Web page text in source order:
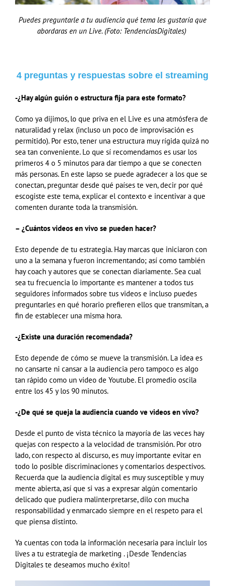
Puedes preguntarle a tu audiencia qué tema les gustaría que
abordaras en un Live. (Foto: TendenciasDigitales)
4 preguntas y respuestas sobre el streaming
-¿Hay algún guión o estructura fija para este formato?
Como ya dijimos, lo que priva en el Live es una atmósfera de
naturalidad y relax (incluso un poco de improvisación es
permitido). Por esto, tener una estructura muy rígida quizá no
sea tan conveniente. Lo que sí recomendamos es usar los
primeros 4 o 5 minutos para dar tiempo a que se conecten
más personas. En este lapso se puede agradecer a los que se
conectan, preguntar desde qué países te ven, decir por qué
escogiste este tema, explicar el contexto e incentivar a que
comenten durante toda la transmisión.
– ¿Cuántos videos en vivo se pueden hacer?
Esto depende de tu estrategia. Hay marcas que iniciaron con
uno a la semana y fueron incrementando; así como también
hay coach y autores que se conectan diariamente. Sea cual
sea tu frecuencia lo importante es mantener a todos tus
seguidores informados sobre tus videos e incluso puedes
preguntarles en qué horario prefieren ellos que transmitan, a
fin de establecer una misma hora.
-¿Existe una duración recomendada?
Esto depende de cómo se mueve la transmisión. La idea es
no cansarte ni cansar a la audiencia pero tampoco es algo
tan rápido como un video de Youtube. El promedio oscila
entre los 45 y los 90 minutos.
-¿De qué se queja la audiencia cuando ve videos en vivo?
Desde el punto de vista técnico la mayoría de las veces hay
quejas con respecto a la velocidad de transmisión. Por otro
lado, con respecto al discurso, es muy importante evitar en
todo lo posible discriminaciones y comentarios despectivos.
Recuerda que la audiencia digital es muy susceptible y muy
mente abierta, así que si vas a expresar algún comentario
delicado que pudiera malinterpretarse, dilo con mucha
responsabilidad y enmarcado siempre en el respeto para el
que piensa distinto.
Ya cuentas con toda la información necesaria para incluir los
lives a tu estrategia de marketing . ¡Desde Tendencias
Digitales te deseamos mucho éxito!